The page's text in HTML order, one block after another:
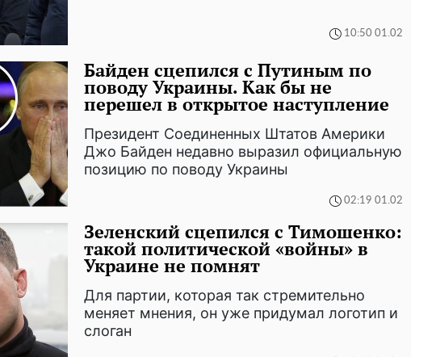
10:50 01.02
Байден сцепился с Путиным по
поводу Украины. Как бы не
перешел в открытое наступление
Президент Соединенных Штатов Америки
Джо Байден недавно выразил официальную
позицию по поводу Украины
02:19 01.02
Зеленский сцепился с Тимошенко:
такой политической «войны» в
Украине не помнят
Для партии, которая так стремительно
меняет мнения, он уже придумал логотип и
слоган